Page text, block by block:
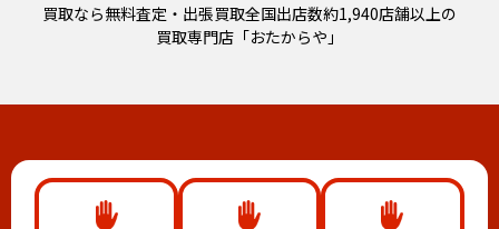
買取なら無料査定・出張買取全国出店数約1,940店舗以上の
買取専門店「おたからや」